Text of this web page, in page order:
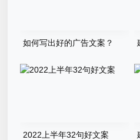
如何写出好的广告文案？
2022上半年32句好文案